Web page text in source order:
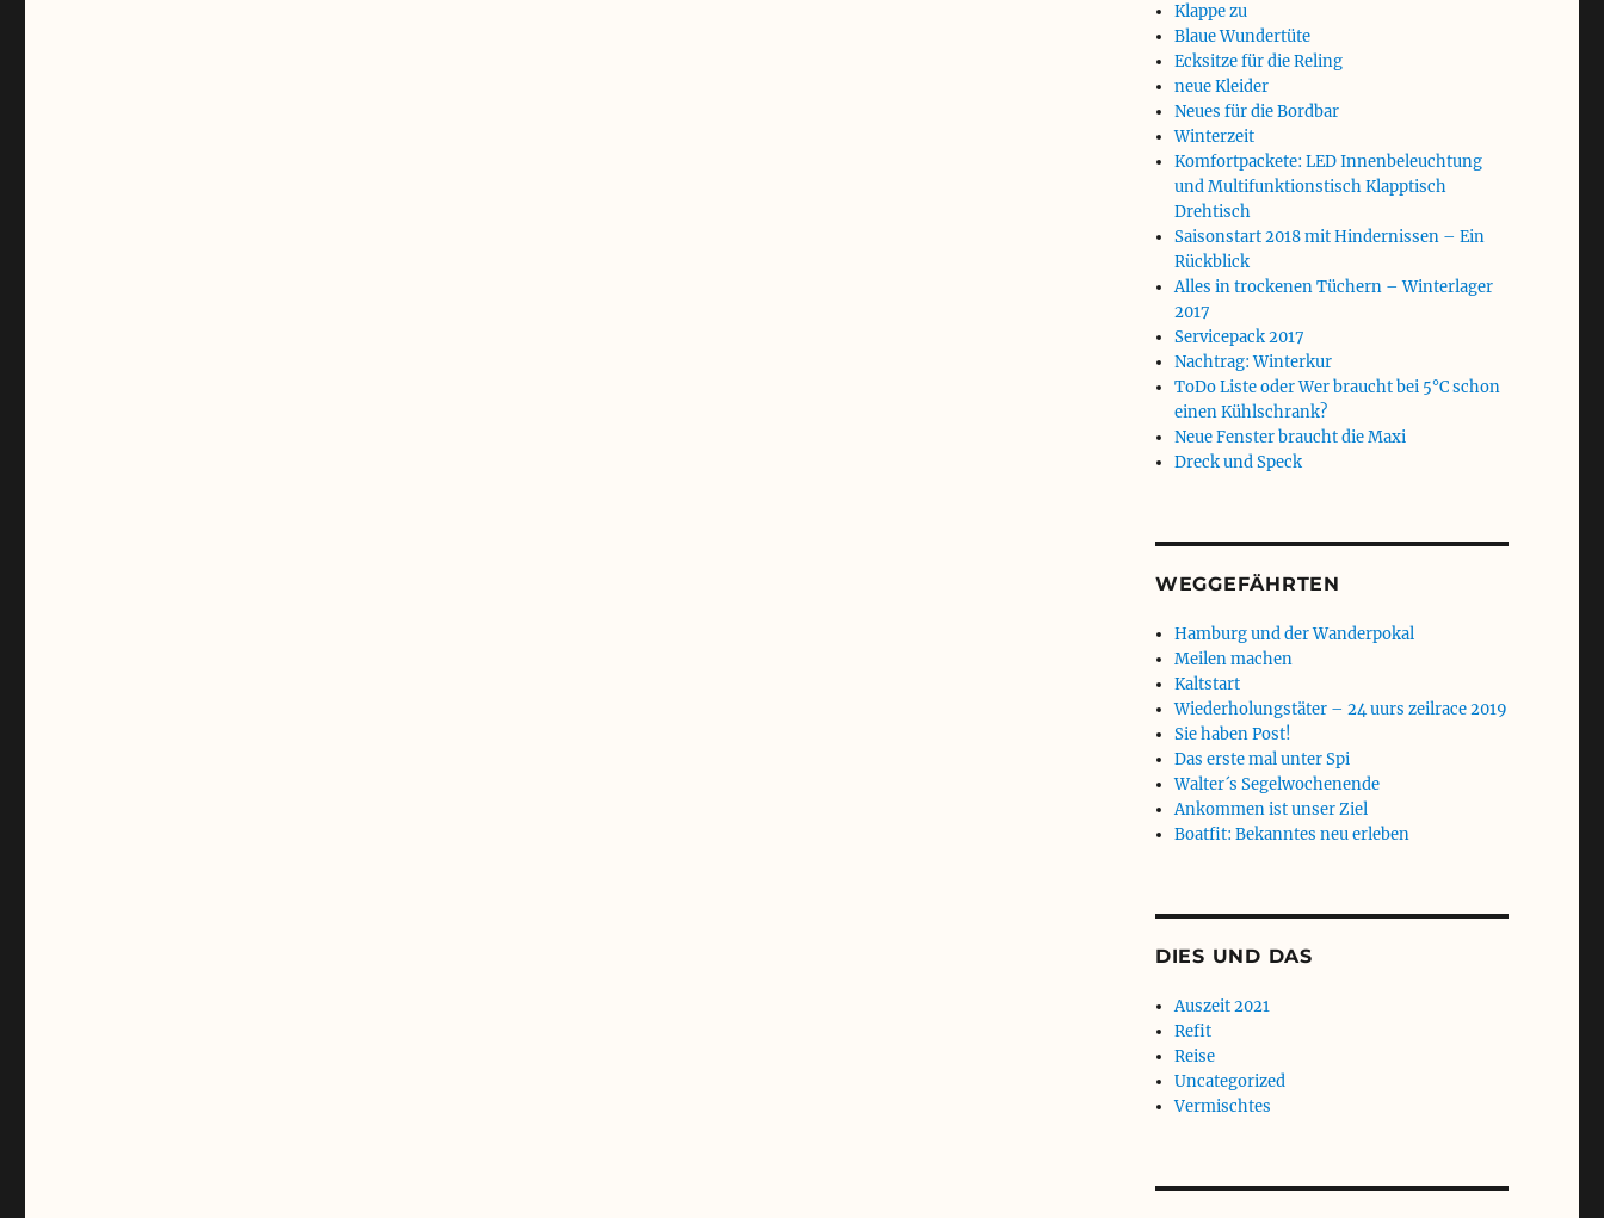
Klappe zu
Blaue Wundertüte
Ecksitze für die Reling
neue Kleider
Neues für die Bordbar
Winterzeit
Komfortpackete: LED Innenbeleuchtung
und Multifunktionstisch Klapptisch
Drehtisch
Saisonstart 2018 mit Hindernissen – Ein
Rückblick
Alles in trockenen Tüchern – Winterlager
2017
Servicepack 2017
Nachtrag: Winterkur
ToDo Liste oder Wer braucht bei 5°C schon
einen Kühlschrank?
Neue Fenster braucht die Maxi
Dreck und Speck
WEGGEFÄHRTEN
Hamburg und der Wanderpokal
Meilen machen
Kaltstart
Wiederholungstäter – 24 uurs zeilrace 2019
Sie haben Post!
Das erste mal unter Spi
Walter´s Segelwochenende
Ankommen ist unser Ziel
Boatfit: Bekanntes neu erleben
DIES UND DAS
Auszeit 2021
Refit
Reise
Uncategorized
Vermischtes